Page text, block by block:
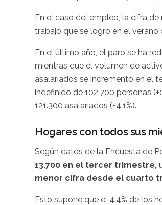
En el caso del empleo, la cifra
trabajo que se logró en el verano
En el último año, el paro se ha
mientras que el volumen de
asalariados se incrementó en el
indefinido de 102.700 personas
121.300 asalariados (+4,1%).
Hogares con todos sus
Según datos de la Encuesta de
13.700 en el tercer trimestre,
menor cifra desde el cuarto
Esto supone que el 4,4% de los